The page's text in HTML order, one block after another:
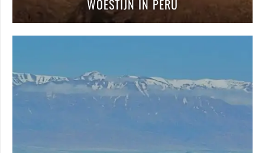
WOESTIJN IN PERU